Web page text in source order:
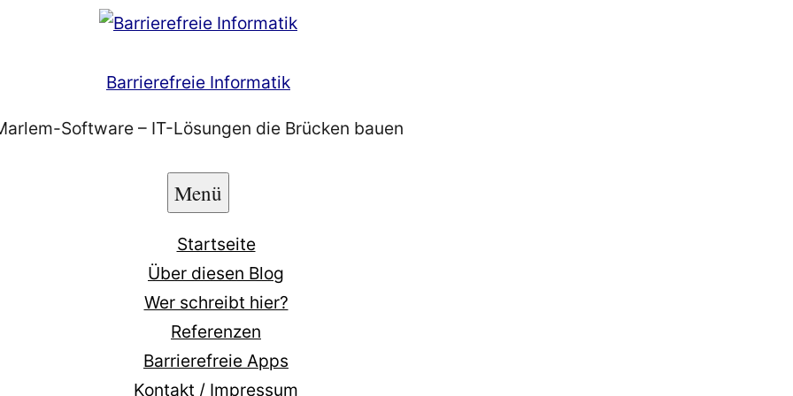
Barrierefreie Informatik
Software – IT-Lösungen die Brücken bauen
Menü
Startseite
Über diesen Blog
Wer schreibt hier?
Referenzen
Barrierefreie Apps
Kontakt / Impressum